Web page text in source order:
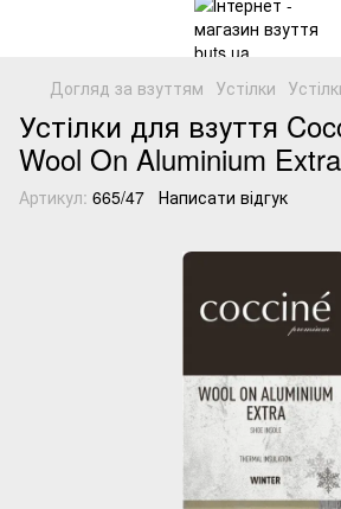
Догляд за взуттям Устілки
Устілки для взуття
Wool On Aluminium
Артикул: 665/47 Написати відгук